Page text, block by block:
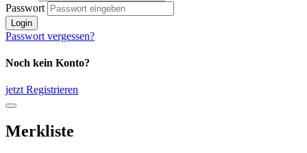
Passwort
Login
Passwort vergessen?
Noch kein Konto?
jetzt Registrieren
Merkliste